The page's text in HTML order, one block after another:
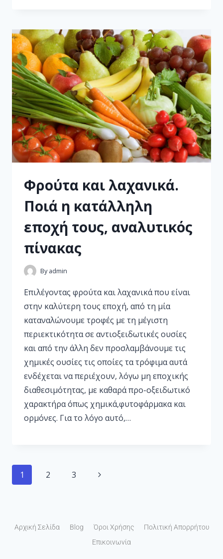
Φρούτα και λαχανικά.
Ποιά η κατάλληλη
εποχή τους, αναλυτικός
πίνακας
By admin
Επιλέγοντας φρούτα και λαχανικά που είναι
στην καλύτερη τους εποχή, από τη μία
καταναλώνουμε τροφές με τη μέγιστη
περιεκτικότητα σε αντιοξειδωτικές ουσίες
και από την άλλη δεν προσλαμβάνουμε τις
χημικές ουσίες τις οποίες τα τρόφιμα αυτά
ενδέχεται να περιέχουν, λόγω μη εποχικής
διαθεσιμότητας, με καθαρά προ-οξειδωτικό
χαρακτήρα όπως χημικά,φυτοφάρμακα και
ορμόνες. Για το λόγο αυτό,…
1 2 3
Αρχική Σελίδα Blog Όροι Χρήσης
Πολιτική Απορρήτου
Επικοινωνία